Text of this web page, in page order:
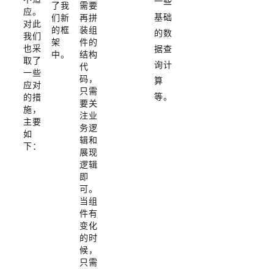
基础
的数
据查
询计
算
等。
需要
再拼
装组
件的
结构
代
码，
只需
要关
注业
务逻
辑和
展现
逻辑
即
可。
当组
件有
变化
的时
候，
只需
了我
们新
的框
架
中。
应。
对此
我们
也采
取了
一些
应对
的措
施，
主要
如
下：